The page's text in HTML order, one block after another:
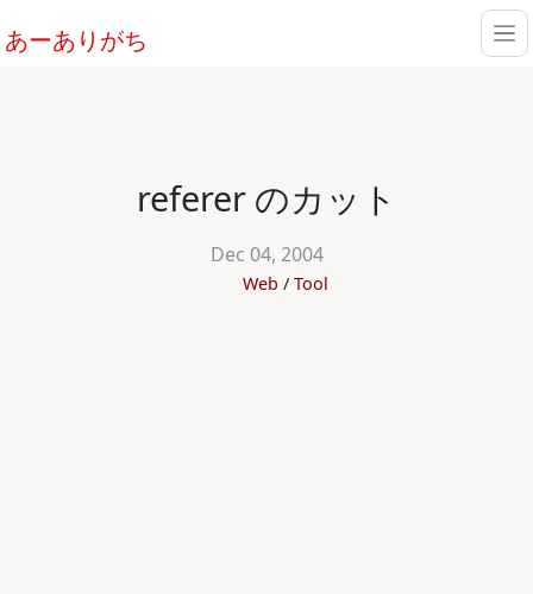
あーありがち
referer のカット
Dec 04, 2004
Web Tool